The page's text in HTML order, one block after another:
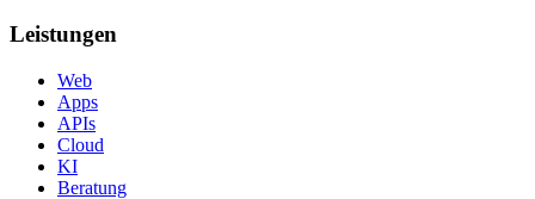
Leistungen
Web
Apps
APIs
Cloud
KI
Beratung